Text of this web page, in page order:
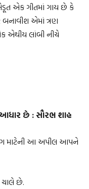
એક ગીતમાં ગાય છે કે
એમાં ત્રણ
એથીય લાંબી નીચે
આધાર છે : સૌરભ શાહ
માટેની આ અપીલ આપને
ચાલે છે.